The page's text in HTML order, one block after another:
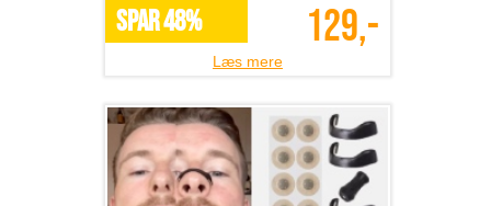
SPAR 48% 129,-
Læs mere